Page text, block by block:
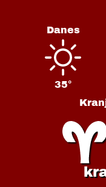
Danes
35°